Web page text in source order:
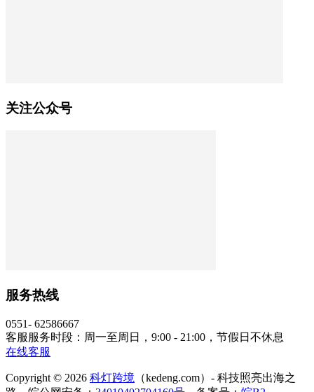
关注公众号
服务热线
0551- 62586667
客服服务时段：周一至周日，9:00 - 21:00，节假日不休息
在线客服
Copyright © 2026 科灯跨境 （kedeng.com）- 科技照亮出海之